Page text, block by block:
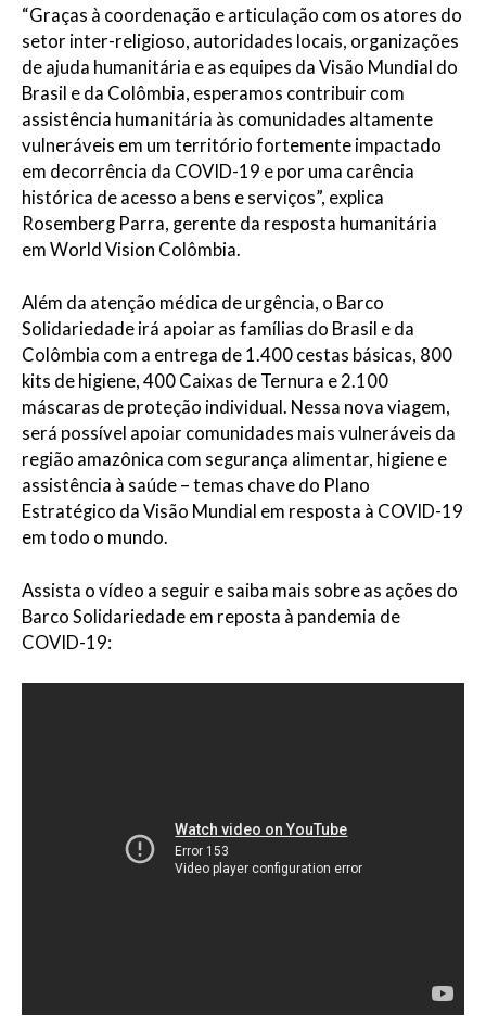
“Graças à coordenação e articulação com os atores do
setor inter-religioso, autoridades locais, organizações
de ajuda humanitária e as equipes da Visão Mundial do
Brasil e da Colômbia, esperamos contribuir com
assistência humanitária às comunidades altamente
vulneráveis em um território fortemente impactado
em decorrência da COVID-19 e por uma carência
histórica de acesso a bens e serviços”, explica
Rosemberg Parra, gerente da resposta humanitária
em World Vision Colômbia.
Além da atenção médica de urgência, o Barco
Solidariedade irá apoiar as famílias do Brasil e da
Colômbia com a entrega de 1.400 cestas básicas, 800
kits de higiene, 400 Caixas de Ternura e 2.100
máscaras de proteção individual. Nessa nova viagem,
será possível apoiar comunidades mais vulneráveis da
região amazônica com segurança alimentar, higiene e
assistência à saúde – temas chave do Plano
Estratégico da Visão Mundial em resposta à COVID-19
em todo o mundo.
Assista o vídeo a seguir e saiba mais sobre as ações do
Barco Solidariedade em reposta à pandemia de
COVID-19: